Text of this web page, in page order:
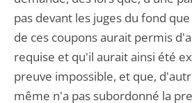
pas devant les juges du fond
de ces coupons aurait permis
requise et qu'il aurait ainsi été
preuve impossible, et que,
même n'a pas subordonné la